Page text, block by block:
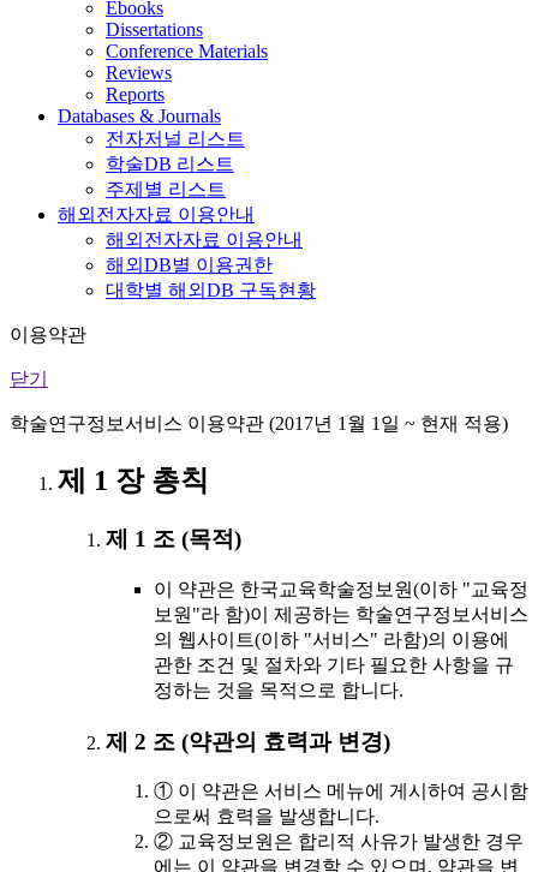
Ebooks
Dissertations
Conference Materials
Reviews
Reports
Databases & Journals
전자저널 리스트
학술DB 리스트
주제별 리스트
해외전자자료 이용안내
해외전자자료 이용안내
해외DB별 이용권한
대학별 해외DB 구독현황
이용약관
닫기
학술연구정보서비스 이용약관 (2017년 1월 1일 ~ 현재 적용)
제 1 장 총칙
제 1 조 (목적)
이 약관은 한국교육학술정보원(이하 "교육정
보원"라 함)이 제공하는 학술연구정보서비스
의 웹사이트(이하 "서비스" 라함)의 이용에
관한 조건 및 절차와 기타 필요한 사항을 규
정하는 것을 목적으로 합니다.
제 2 조 (약관의 효력과 변경)
① 이 약관은 서비스 메뉴에 게시하여 공시함
으로써 효력을 발생합니다.
② 교육정보원은 합리적 사유가 발생한 경우
에는 이 약관을 변경할 수 있으며, 약관을 변